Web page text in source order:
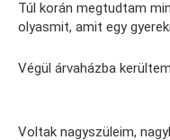
Túl korán megtudtam
olyasmit, amit egy
Végül árvaházba
Voltak nagyszüleim,